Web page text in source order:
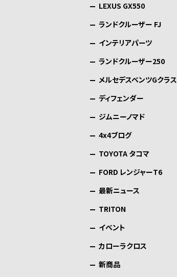
LEXUS GX550
ランドクルーザー FJ
インテリアパーツ
ランドクルーザー250
メルセデスベンツGクラス
ディフェンダー
ジムニーノマド
4x4ブログ
TOYOTA タコマ
FORD レンジャーT6
最新ニュース
TRITON
イベント
カローラクロス
新商品